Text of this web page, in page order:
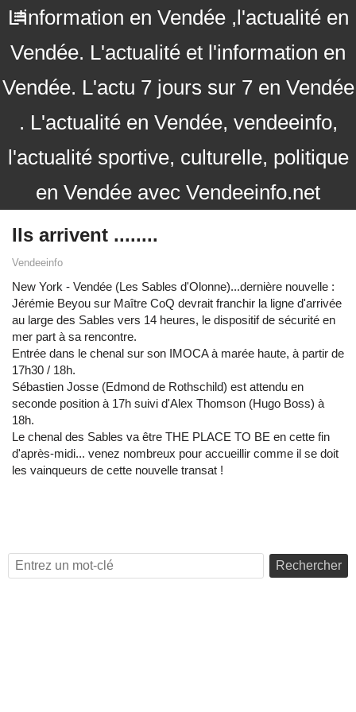
L'information en Vendée ,l'actualité en
Vendée. L'actualité et l'information en
Vendée. L'actu 7 jours sur 7 en Vendée
. L'actualité en Vendée, vendeeinfo,
l'actualité sportive, culturelle, politique
en Vendée avec Vendeeinfo.net
Ils arrivent ........
Vendeeinfo
New York - Vendée (Les Sables d'Olonne)...dernière nouvelle :
Jérémie Beyou sur Maître CoQ devrait franchir la ligne d'arrivée
au large des Sables vers 14 heures, le dispositif de sécurité en
mer part à sa rencontre.
Entrée dans le chenal sur son IMOCA à marée haute, à partir de
17h30 / 18h.
Sébastien Josse (Edmond de Rothschild) est attendu en
seconde position à 17h suivi d'Alex Thomson (Hugo Boss) à
18h.
Le chenal des Sables va être THE PLACE TO BE en cette fin
d'après-midi... venez nombreux pour accueillir comme il se doit
les vainqueurs de cette nouvelle transat !
Rechercher